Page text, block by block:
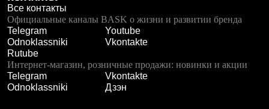
С синтетическим утеплителем
Аксессуары для спальников
Сумки и баулы
Баулы
Кошельки
Сумки
Гермомешки
Полезные аксессуары
Все контакты
Официальные каналы BASK о жизни и развитии бренда
Telegram
Youtube
Odnoklassniki
Vkontakte
Rutube
Интернет-магазин, розничные продажи: новинки и акции
Telegram
Vkontakte
Odnoklassniki
Дзэн